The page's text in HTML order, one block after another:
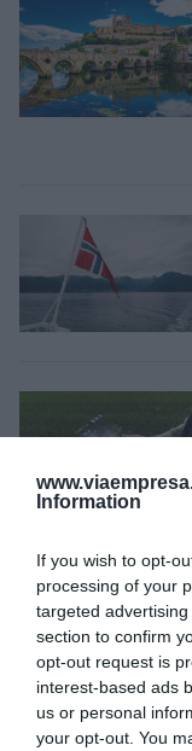
Information
If you wish to opt-
processing of your
targeted
section to confirm
opt-out request is
interest-based ads
us or personal
your opt-out. You